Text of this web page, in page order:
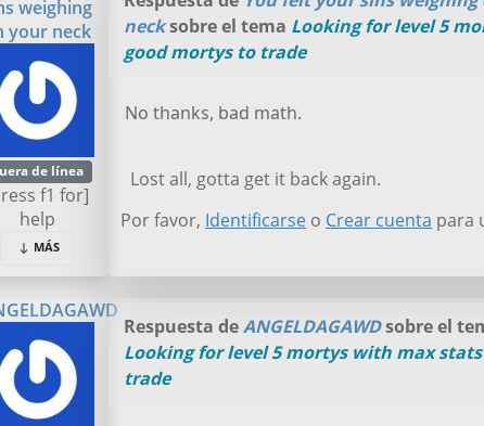
weighing
your neck
de línea
f1 for]
help
MÁS
necksobre el tema Looking for level 5
good mortys to trade
No thanks, bad math.
Lost all, gotta get it back again.
Por favor, Identificarse o Crear cuenta para
Respuesta deANGELDAGAWDsobre el
Looking for level 5 mortys with max
trade